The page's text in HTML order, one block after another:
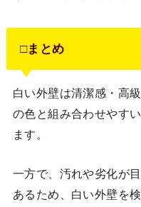
□まとめ
白い外壁は清潔感・高
の色と組み合わせやす
ます。
一方で、汚れや劣化が
あるため、白い外壁を